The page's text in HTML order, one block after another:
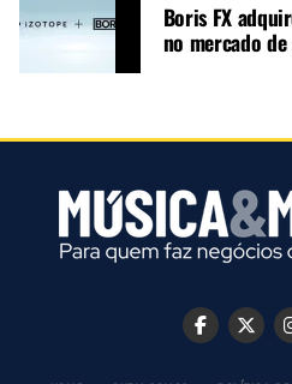
Boris FX
no mercado